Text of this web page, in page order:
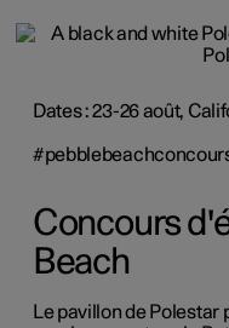
Dates : 23-26 août,
Concours
Beach
Le pavillon de Polestar